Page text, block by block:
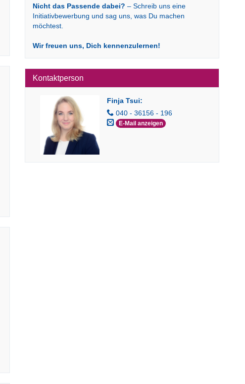
Nicht das Passende dabei? – Schreib uns eine
Initiativbewerbung und sag uns, was Du machen
möchtest.
Wir freuen uns, Dich kennenzulernen!
Kontaktperson
Finja Tsui:
040 - 36156 - 196
E-Mail anzeigen